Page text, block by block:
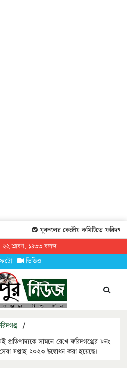
যুবদলের কেন্দ্রীয় কমিটিতে
শ্রাবণ, ১৪৩৩ বঙ্গাব্দ
ফটো ভিডিও
/
প্রতিপাদ্যকে সামনে রেখে ফরিদগঞ্জের ৮নং
সপ্তাহ ২০২৩ উদ্বোধন করা হয়েছে।